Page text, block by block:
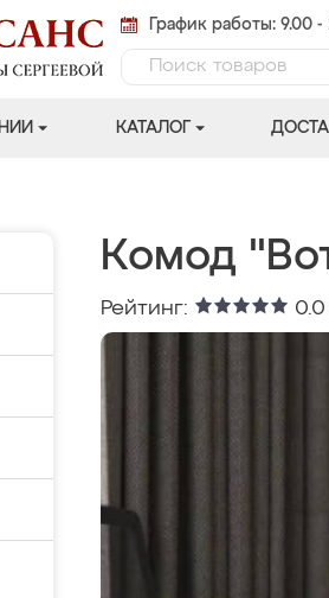
График работы: 9.00 -
КАТАЛОГ
Комод
Рейтинг: 0.0